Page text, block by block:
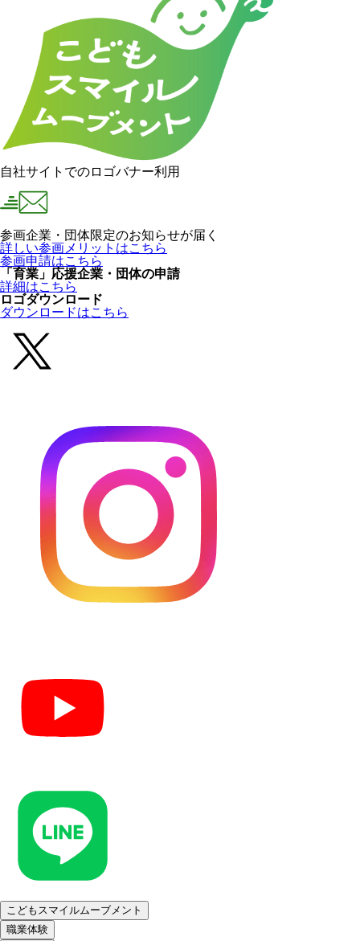
自社サイトでのロゴバナー利用
参画企業・団体限定のお知らせが届く
詳しい参画メリットはこちら
参画申請はこちら
「育業」応援企業・団体の申請
詳細はこちら
ロゴダウンロード
ダウンロードはこちら
こどもスマイルムーブメント
職業体験